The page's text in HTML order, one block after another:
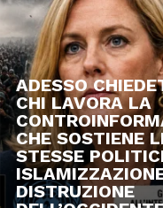
ADESSO
CHI LAVORA LA
CHE SOSTIENE
STESSE
DISTRUZIONE